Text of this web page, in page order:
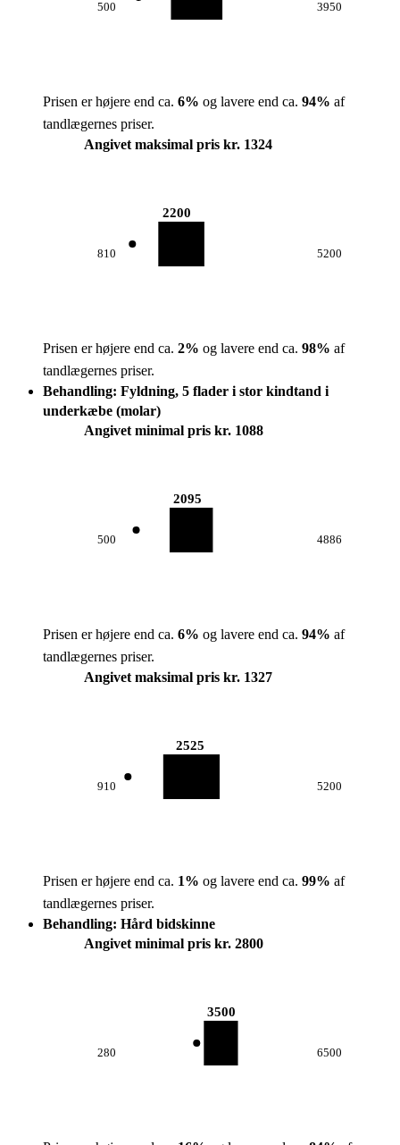
500 3950
Prisen er højere end ca. 6% og lavere end ca. 94% af
tandlægernes priser.
Angivet maksimal pris kr. 1324
810
2200
5200
Prisen er højere end ca. 2% og lavere end ca. 98% af
tandlægernes priser.
Behandling: Fyldning, 5 flader i stor kindtand i
underkæbe (molar)
Angivet minimal pris kr. 1088
500
2095
4886
Prisen er højere end ca. 6% og lavere end ca. 94% af
tandlægernes priser.
Angivet maksimal pris kr. 1327
910
2525
5200
Prisen er højere end ca. 1% og lavere end ca. 99% af
tandlægernes priser.
Behandling: Hård bidskinne
Angivet minimal pris kr. 2800
280
3500
6500